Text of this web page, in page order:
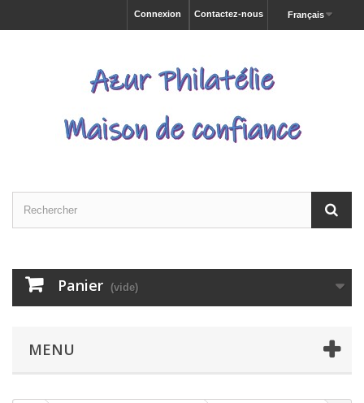
Français
Contactez-nous
Connexion
Panier (vide)
MENU